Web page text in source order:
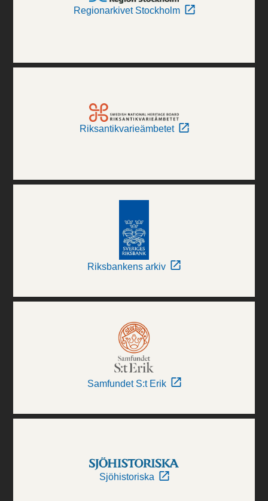
Regionarkivet Stockholm
Riksantikvarieämbetet
Riksbankens arkiv
Samfundet S:t Erik
Sjöhistoriska